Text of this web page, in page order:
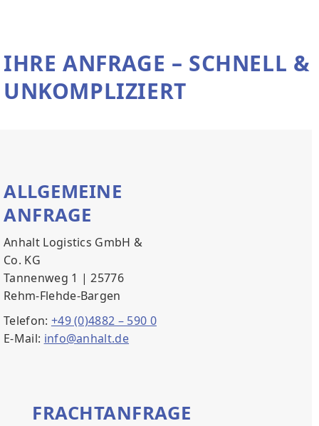
IHRE ANFRAGE – SCHNELL &
UNKOMPLIZIERT
ALLGEMEINE
ANFRAGE
Anhalt Logistics GmbH &
Co. KG
Tannenweg 1 | 25776
Rehm-Flehde-Bargen
Telefon: +49 (0)4882 – 590 0
E-Mail: info@anhalt.de
FRACHTANFRAGE